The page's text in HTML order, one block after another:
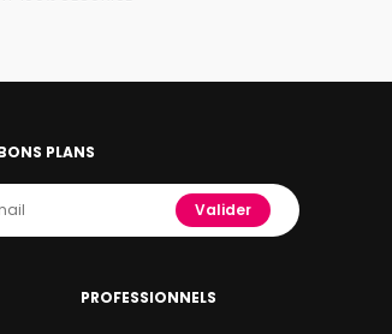
PLANS
Valider
PROFESSIONNELS